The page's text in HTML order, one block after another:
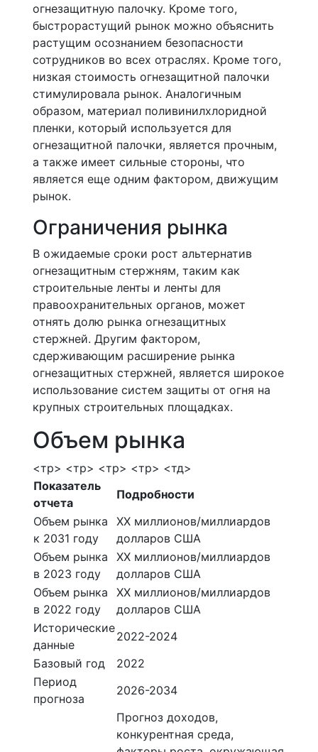
огнезащитную палочку. Кроме того,
быстрорастущий рынок можно объяснить
растущим осознанием безопасности
сотрудников во всех отраслях. Кроме того,
низкая стоимость огнезащитной палочки
стимулировала рынок. Аналогичным
образом, материал поливинилхлоридной
пленки, который используется для
огнезащитной палочки, является прочным,
а также имеет сильные стороны, что
является еще одним фактором, движущим
рынок.
Ограничения рынка
В ожидаемые сроки рост альтернатив
огнезащитным стержням, таким как
строительные ленты и ленты для
правоохранительных органов, может
отнять долю рынка огнезащитных
стержней. Другим фактором,
сдерживающим расширение рынка
огнезащитных стержней, является широкое
использование систем защиты от огня на
крупных строительных площадках.
Объем рынка
<тр> <тр> <тр> <тр> <тд>
Показатель
отчета
Подробности
Объем рынка
к 2031 году
ХХ миллионов/миллиардов
долларов США
Объем рынка
в 2023 году
ХХ миллионов/миллиардов
долларов США
Объем рынка
в 2022 году
ХХ миллионов/миллиардов
долларов США
Исторические
данные
2022-2024
Базовый год
2022
Период
прогноза
2026-2034
Прогноз доходов,
конкурентная среда,